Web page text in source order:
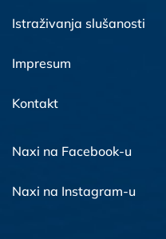
Istraživanja slušanosti
Impresum
Kontakt
Naxi na Facebook-u
Naxi na Instagram-u